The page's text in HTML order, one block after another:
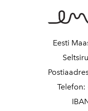
Eesti
Telefon: